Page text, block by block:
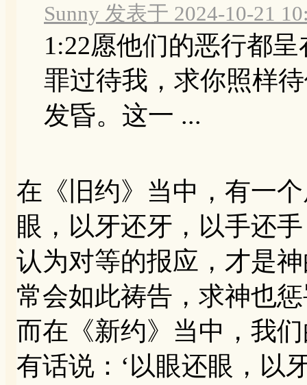
Sunny 发表于 2024-10-21
1:22愿他们的恶行都
罪过待我，求你照样
发昏。这一 ...
在《旧约》当中，有一
眼，以牙还牙，以手还
认为对等的报应，才是
常会如此祷告，求神也
而在《新约》当中，我
有话说：‘以眼还眼，以